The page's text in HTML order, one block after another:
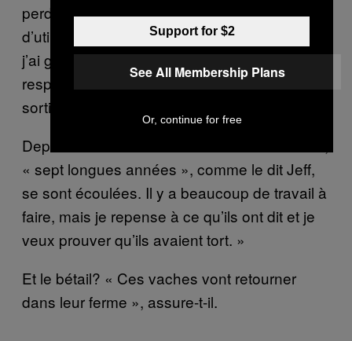
perdaient de l’argent et n’enseignaient rien
d’utile aux détenus. Ça m’a agacé, parce que
j’ai grandi sur une ferme. Le monde du travail
respecte les fermiers pour leur capacité à
sortir des sentiers battus et à travailler fort. »
Depuis l’annonce de la fermeture des fermes,
« sept longues années », comme le dit Jeff,
se sont écoulées. Il y a beaucoup de travail à
faire, mais je repense à ce qu’ils ont dit et je
veux prouver qu’ils avaient tort. »
Et le bétail? « Ces vaches vont retourner
dans leur ferme », assure-t-il.
Support for $2
See All Membership Plans
Or, continue for free